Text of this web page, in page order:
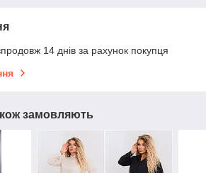
14 днів за рахунок покупця
замовляють